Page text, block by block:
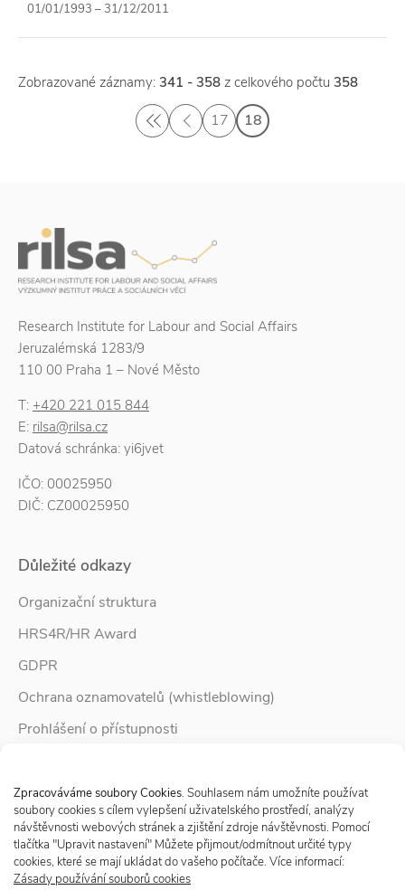
Zpracováváme soubory Cookies. Souhlasem nám umožníte používat
soubory cookies s cílem vylepšení uživatelského prostředí, analýzy
návštěvnosti webových stránek a zjištění zdroje návštěvnosti. Pomocí
tlačítka "Upravit nastavení" Můžete přijmout/odmítnout určité typy
cookies, které se mají ukládat do vašeho počítače. Více informací:
Zásady používání souborů cookies
01/01/1993 – 31/12/2011
Zobrazované záznamy: 341 - 358 z celkového počtu 358
17 18
Research Institute for Labour and Social Affairs
Jeruzalémská 1283/9
110 00 Praha 1 – Nové Město
T: +420 221 015 844
E: rilsa@rilsa.cz
Datová schránka: yi6jvet
IČO: 00025950
DIČ: CZ00025950
Důležité odkazy
Organizační struktura
HRS4R/HR Award
GDPR
Ochrana oznamovatelů (whistleblowing)
Prohlášení o přístupnosti
Zpravodaj Rodina
Sledujte nás